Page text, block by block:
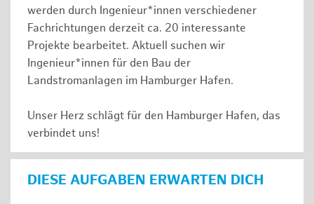
werden durch Ingenieur*innen verschiedener
Fachrichtungen derzeit ca. 20 interessante
Projekte bearbeitet. Aktuell suchen wir
Ingenieur*innen für den Bau der
Landstromanlagen im Hamburger Hafen.
Unser Herz schlägt für den Hamburger Hafen, das
verbindet uns!
DIESE AUFGABEN ERWARTEN DICH